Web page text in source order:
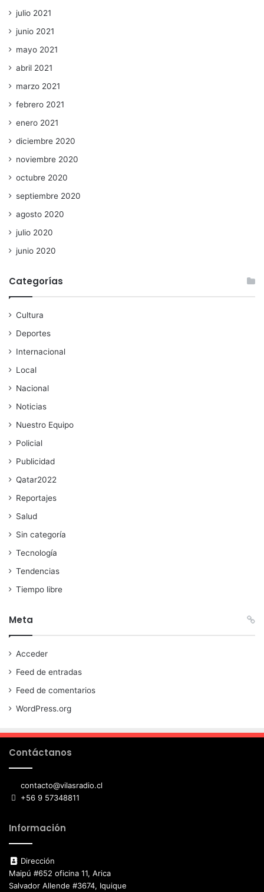
julio 2021
junio 2021
mayo 2021
abril 2021
marzo 2021
febrero 2021
enero 2021
diciembre 2020
noviembre 2020
octubre 2020
septiembre 2020
agosto 2020
julio 2020
junio 2020
Categorías
Cultura
Deportes
Internacional
Local
Nacional
Noticias
Nuestro Equipo
Policial
Publicidad
Qatar2022
Reportajes
Salud
Sin categoría
Tecnología
Tendencias
Tiempo libre
Meta
Acceder
Feed de entradas
Feed de comentarios
WordPress.org
Contáctanos
contacto@vilasradio.cl
+56 9 57348811
Información
Dirección
Maipú #652 oficina 11, Arica
Salvador Allende #3674, Iquique